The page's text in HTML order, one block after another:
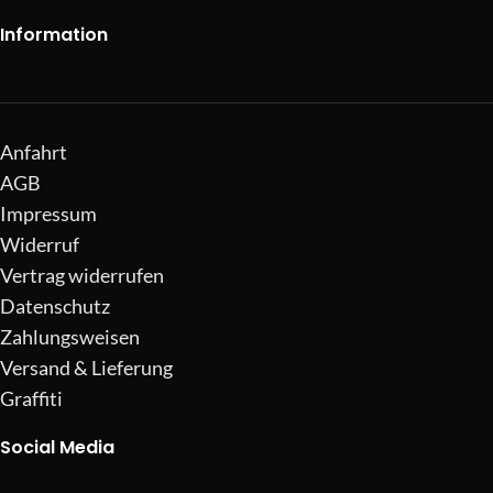
Information
Anfahrt
AGB
Impressum
Widerruf
Vertrag widerrufen
Datenschutz
Zahlungsweisen
Versand & Lieferung
Graffiti
Social Media